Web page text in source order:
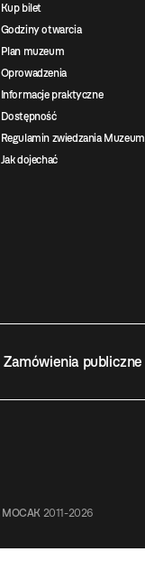
Kup bilet
Godziny otwarcia
Plan muzeum
Oprowadzenia
Informacje praktyczne
Dostępność
Regulamin zwiedzania Muzeum
Jak dojechać
Zamówienia publiczne
MOCAK 2011-2026